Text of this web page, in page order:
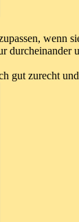
wenn
durcheinander
gut zurecht